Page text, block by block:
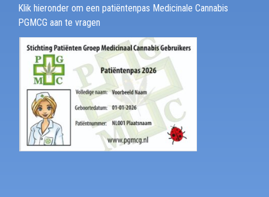
Klik hieronder om een patiëntenpas Medicinale Cannabis
PGMCG aan te vragen